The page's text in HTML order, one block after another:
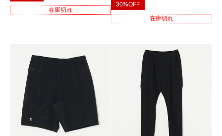
在庫切れ
30%OFF
在庫切れ